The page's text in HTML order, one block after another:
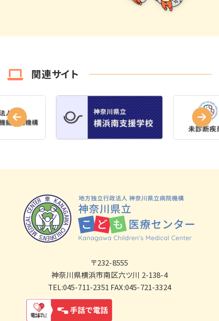
関連サイト
〒232-8555
神奈川県横浜市南区六ツ川 2-138-4
TEL:045-711-2351 FAX:045-721-3324